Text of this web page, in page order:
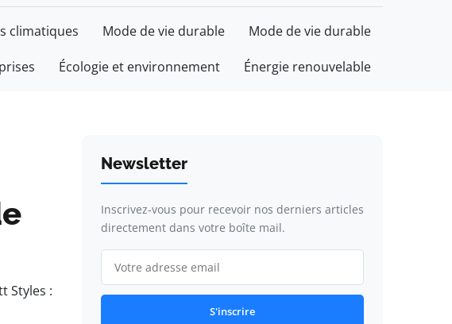
climatiques Mode de vie durable Mode de vie durable
Écologie et environnement Énergie renouvelable
Styles :
Newsletter
Inscrivez-vous pour recevoir nos derniers articles
directement dans votre boîte mail.
S'inscrire